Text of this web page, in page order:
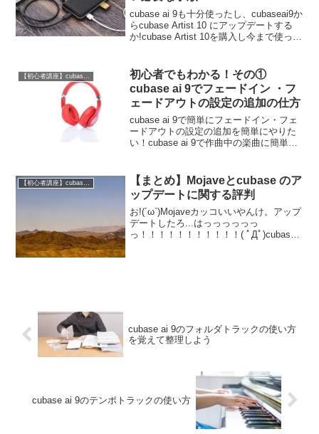
cubase ai 9も十分使ったし、cubaseai9か
らcubase Artist 10 にアップデートする
か!cubase Artist 10を購入し今まで使って
【初心者講座】cubase ai 9の使い方
初心者でもわかる！その①
cubase ai 9でフェードイン ・フ
ェードアウトの設定の追加の仕方
cubase ai 9で簡単にフェードイン・フェ
ードアウトの設定の追加を簡単にやりた
い！cubase ai 9で作曲中の楽曲に簡単に
とはありませんか?このブログではそん...
【まとめ】Mojaveとcubase のア
ップデートに関する評判
お!(´ω`)Mojaveカッコいいやんけ。アップ
デートしたろ...はっっっっっっ
っ！！！！！！！！！！！( ﾟДﾟ)cubase
cubase ai 9のフォルダトラックの使い方
を覚えて整理しよう
cubase ai 9のテンポトラックの使い方